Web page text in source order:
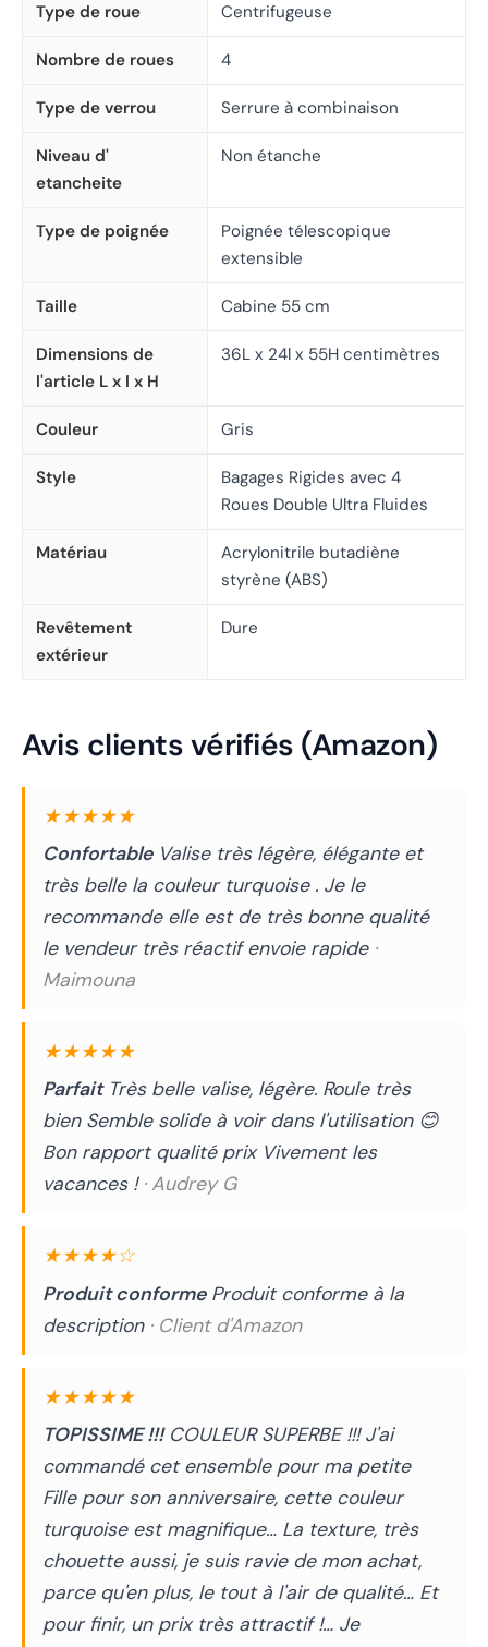
Type de roue Centrifugeuse
Nombre de roues 4
Type de verrou Serrure à combinaison
Niveau d'
etancheite
Non étanche
Type de poignée
Poignée télescopique
extensible
Taille Cabine 55 cm
Dimensions de
l'article L x l x H
36L x 24l x 55H centimètres
Couleur Gris
Style
Bagages Rigides avec 4
Roues Double Ultra Fluides
Matériau
Acrylonitrile butadiène
styrène (ABS)
Revêtement
extérieur
Dure
Avis clients vérifiés (Amazon)
★★★★★
ConfortableValise très légère, élégante et
très belle la couleur turquoise . Je le
recommande elle est de très bonne qualité
le vendeur très réactif envoie rapide ·
Maimouna
★★★★★
ParfaitTrès belle valise, légère. Roule très
bien Semble solide à voir dans l'utilisation 😊
Bon rapport qualité prix Vivement les
vacances ! · Audrey G
★★★★☆
Produit conformeProduit conforme à la
description · Client d'Amazon
★★★★★
TOPISSIME !!!COULEUR SUPERBE !!! J'ai
commandé cet ensemble pour ma petite
Fille pour son anniversaire, cette couleur
turquoise est magnifique… La texture, très
chouette aussi, je suis ravie de mon achat,
parce qu'en plus, le tout à l'air de qualité… Et
pour finir, un prix très attractif !… Je